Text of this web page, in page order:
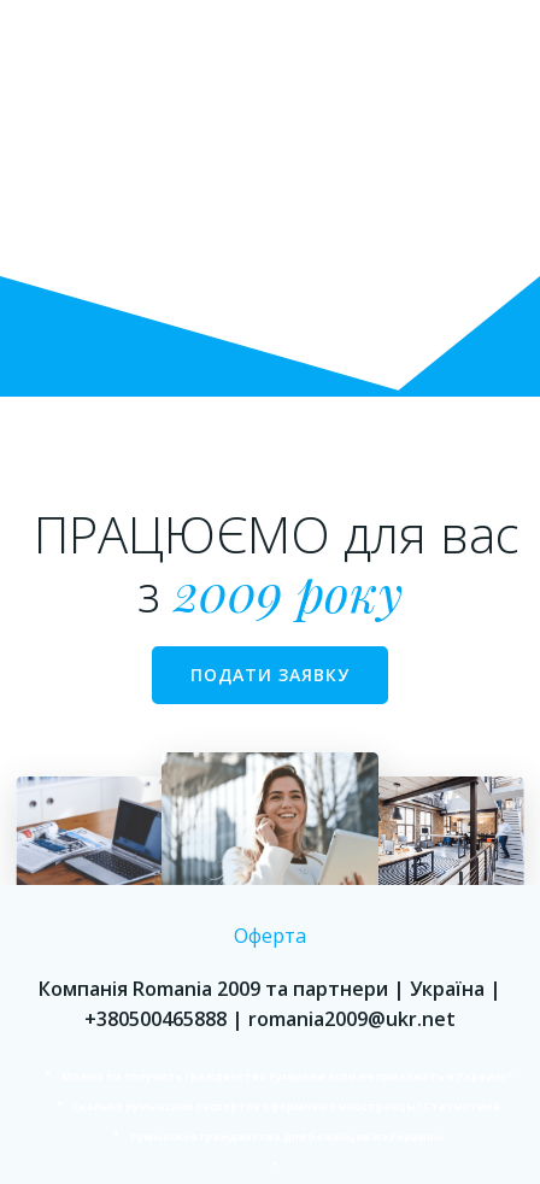
ПРАЦЮЄМО для вас
з2009 року
ПОДАТИ ЗАЯВКУ
Оферта
Компанія Romania 2009 та партнери | Україна |
+380500465888 | romania2009@ukr.net